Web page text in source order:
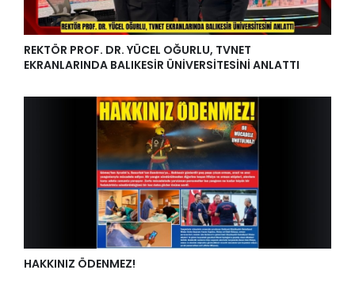
REKTÖR PROF. DR. YÜCEL OĞURLU, TVNET
EKRANLARINDA BALIKESİR ÜNİVERSİTESİNİ ANLATTI
HAKKINIZ ÖDENMEZ!